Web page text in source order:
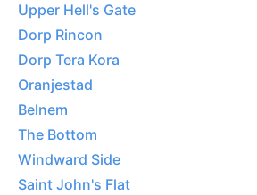
Upper Hell's Gate
Dorp Rincon
Dorp Tera Kora
Oranjestad
Belnem
The Bottom
Windward Side
Saint John's Flat